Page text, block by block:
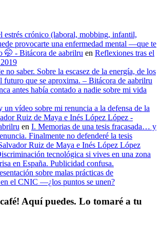
estrés crónico (laboral, mobbing, infantil,
provocarte una enfermedad mental —que te
🤭 - Bitácora de aabrilru en Reflexiones tras el
no saber. Sobre la escasez de la energía, de los
futuro que se aproxima. – Bitácora de aabrilru
antes había contado a nadie sobre mi vida
vídeo sobre mi renuncia a la defensa de la
Ruiz de Maya e Inés López López -
en I. Memorias de una tesis fracasada… y
Finalmente no defenderé la tesis
Ruiz de Maya e Inés López López
tecnológica si vives en una zona
en España. Publicidad confusa.
sobre malas prácticas de
el CNIC —¿los puntos se unen?
Aquí puedes. Lo tomaré a tu